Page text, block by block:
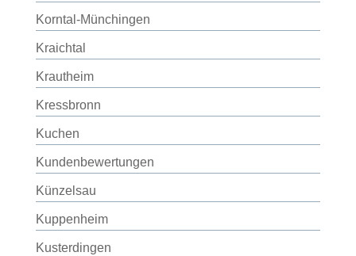
Korntal-Münchingen
Kraichtal
Krautheim
Kressbronn
Kuchen
Kundenbewertungen
Künzelsau
Kuppenheim
Kusterdingen